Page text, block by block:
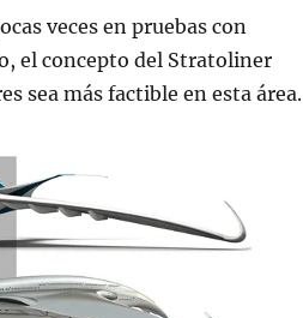
veces en pruebas con
el concepto del Stratoliner
sea más factible en esta área.